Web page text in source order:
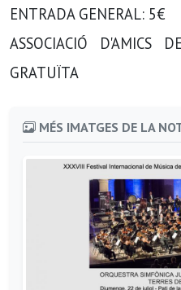
ENTRADA GENERAL: 5€
ASSOCIACIÓ D'AMICS
GRATUÏTA
MÉS IMATGES DE LA